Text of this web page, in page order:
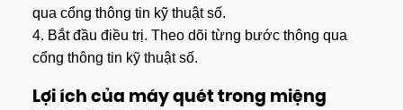
qua cổng thông tin kỹ thuật số.
​4. Bắt đầu điều trị. Theo dõi từng bước thông qua
cổng thông tin kỹ thuật số.
Lợi ích của máy quét trong miệng